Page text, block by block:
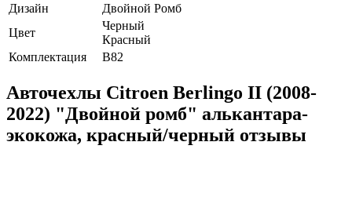
Дизайн
Двойной Ромб
Цвет
Черный
Красный
Комплектация
B82
Авточехлы Citroen Berlingo II (2008-
2022) "Двойной ромб" алькантара-
экокожа, красный/черный отзывы